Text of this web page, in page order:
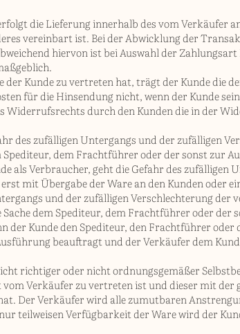
die Lieferung innerhalb des vom Verkäufer
vereinbart ist. Bei der Abwicklung der
hiervon ist bei Auswahl der
der Kunde zu vertreten hat, trägt der Kunde die
für die Hinsendung nicht, wenn der Kunde
Widerrufsrechts durch den Kunden die in der
des zufälligen Untergangs und der zufälligen
Spediteur, dem Frachtführer oder der sonst zur
als Verbraucher, geht die Gefahr des zufälligen
mit Übergabe der Ware an den Kunden oder
und der zufälligen Verschlechterung der
dem Spediteur, dem Frachtführer oder
der Kunde den Spediteur, den Frachtführer
beauftragt und der Verkäufer dem
richtiger oder nicht ordnungsgemäßer
Verkäufer zu vertreten ist und dieser mit der
Der Verkäufer wird alle zumutbaren
teilweisen Verfügbarkeit der Ware wird der